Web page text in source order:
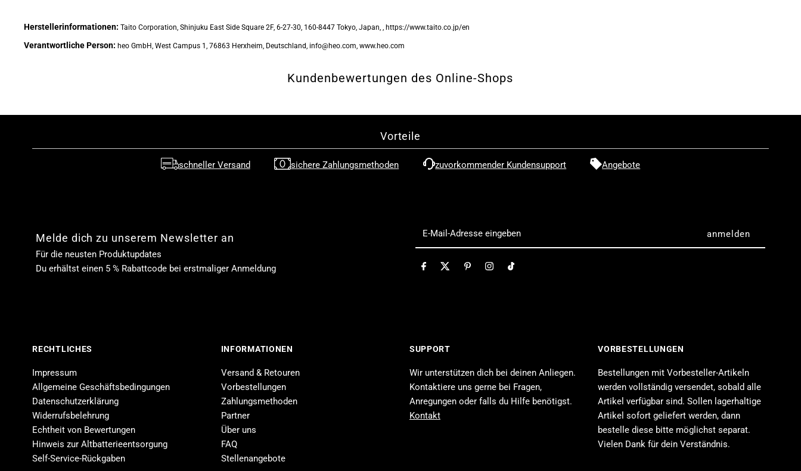
Girlfriend
Kasumigaoka
Float
Kasumigaoka
Float
Herstellerinformationen:Taito Corporation, Shinjuku East Side Square 2F, 6-27-30, 160-8447 Tokyo, Japan, , https://www.taito.co.jp/en
Verantwortliche Person:heo GmbH, West Campus 1, 76863 Herxheim, Deutschland, info@heo.com, www.heo.com
Kundenbewertungen des Online-Shops
Vorteile
schneller Versand sichere Zahlungsmethoden zuvorkommender Kundensupport Angebote
Melde dich zu unserem Newsletter an
Für die neusten Produktupdates
Du erhältst einen 5 % Rabattcode bei erstmaliger Anmeldung
eingeben
RECHTLICHES
Impressum
Allgemeine Geschäftsbedingungen
Datenschutzerklärung
Widerrufsbelehrung
Echtheit von Bewertungen
Hinweis zur Altbatterieentsorgung
Self-Service-Rückgaben
INFORMATIONEN
Versand & Retouren
Vorbestellungen
Zahlungsmethoden
Partner
Über uns
FAQ
Stellenangebote
SUPPORT
Wir unterstützen dich bei deinen Anliegen.
Kontaktiere uns gerne bei Fragen,
Anregungen oder falls du Hilfe benötigst.
Kontakt
VORBESTELLUNGEN
Bestellungen mit Vorbesteller-Artikeln
werden vollständig versendet, sobald alle
Artikel verfügbar sind. Sollen lagerhaltige
Artikel sofort geliefert werden, dann
bestelle diese bitte möglichst separat.
Vielen Dank für dein Verständnis.